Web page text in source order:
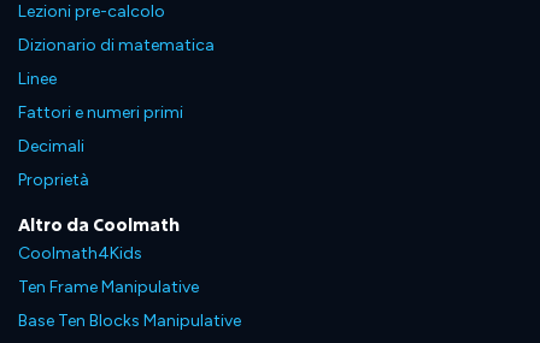
Lezioni pre-calcolo
Dizionario di matematica
Linee
Fattori e numeri primi
Decimali
Proprietà
Altro da Coolmath
Coolmath4Kids
Ten Frame Manipulative
Base Ten Blocks Manipulative